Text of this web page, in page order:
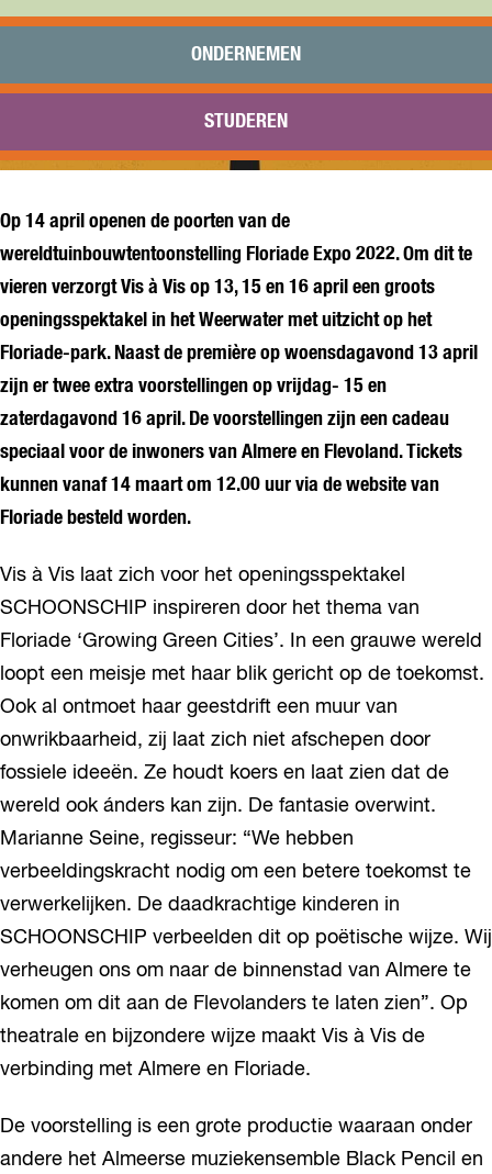
Praktisch
Onderwijs
Bezoeken
Bereikbaarheid
ONDERNEMEN
STUDEREN
Op 14 april openen de poorten van de
wereldtuinbouwtentoonstelling Floriade Expo 2022. Om dit te
vieren verzorgt Vis à Vis op 13, 15 en 16 april een groots
openingsspektakel in het Weerwater met uitzicht op het
Floriade-park. Naast de première op woensdagavond 13 april
zijn er twee extra voorstellingen op vrijdag- 15 en
zaterdagavond 16 april. De voorstellingen zijn een cadeau
speciaal voor de inwoners van Almere en Flevoland. Tickets
kunnen vanaf 14 maart om 12.00 uur via de website van
Floriade besteld worden.
Vis à Vis laat zich voor het openingsspektakel
SCHOONSCHIP inspireren door het thema van
Floriade ‘Growing Green Cities’. In een grauwe wereld
loopt een meisje met haar blik gericht op de toekomst.
Ook al ontmoet haar geestdrift een muur van
onwrikbaarheid, zij laat zich niet afschepen door
fossiele ideeën. Ze houdt koers en laat zien dat de
wereld ook ánders kan zijn. De fantasie overwint.
Marianne Seine, regisseur: “We hebben
verbeeldingskracht nodig om een betere toekomst te
verwerkelijken. De daadkrachtige kinderen in
SCHOONSCHIP verbeelden dit op poëtische wijze. Wij
verheugen ons om naar de binnenstad van Almere te
komen om dit aan de Flevolanders te laten zien”. Op
theatrale en bijzondere wijze maakt Vis à Vis de
verbinding met Almere en Floriade.
De voorstelling is een grote productie waaraan onder
andere het Almeerse muziekensemble Black Pencil en